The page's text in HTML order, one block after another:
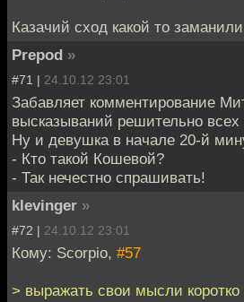
Казачий сход какой то
Prepod »
#71 | 24.10.12 23:01
Забавляет комментирование
высказываний решительно всех
Ну и девушка в начале 20-й
- Кто такой Кошевой?
- Так нечестно спрашивать!
klevinger »
#72 | 24.10.12 23:01
Кому: Scorpio, #57
> выражать свои мысли коротко